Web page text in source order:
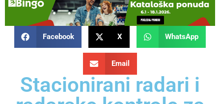
Facebook X WhatsApp
Email
Stacionirani radari i